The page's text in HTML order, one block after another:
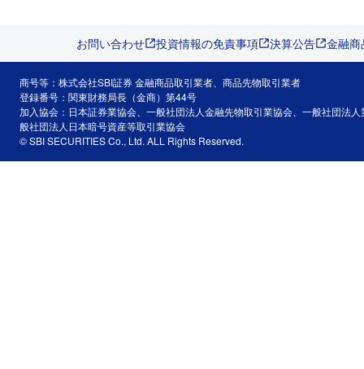
お問い合わせ 投資情報の免責事項 決算公告 金融
商号等：株式会社SBI証券 金融商品取引業者、商品先物取引業者
登録番号：関東財務局長（金商）第44号
加入協会：日本証券業協会、一般社団法人金融先物取引業協会、一般社団法
般社団法人日本暗号資産等取引業協会
© SBI SECURITIES Co., Ltd. ALL Rights Reserved.